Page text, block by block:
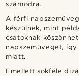
számodra.
A férfi
készülnek, mint
csatoknak
napszemüveget,
miatt.
Emellett sokféle